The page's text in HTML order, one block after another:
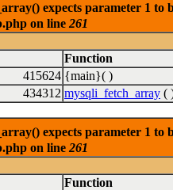
expects parameter 1 to
on line 261
Function
415624 {main}( )
434312 mysqli_fetch_array (
expects parameter 1 to
on line 261
Function